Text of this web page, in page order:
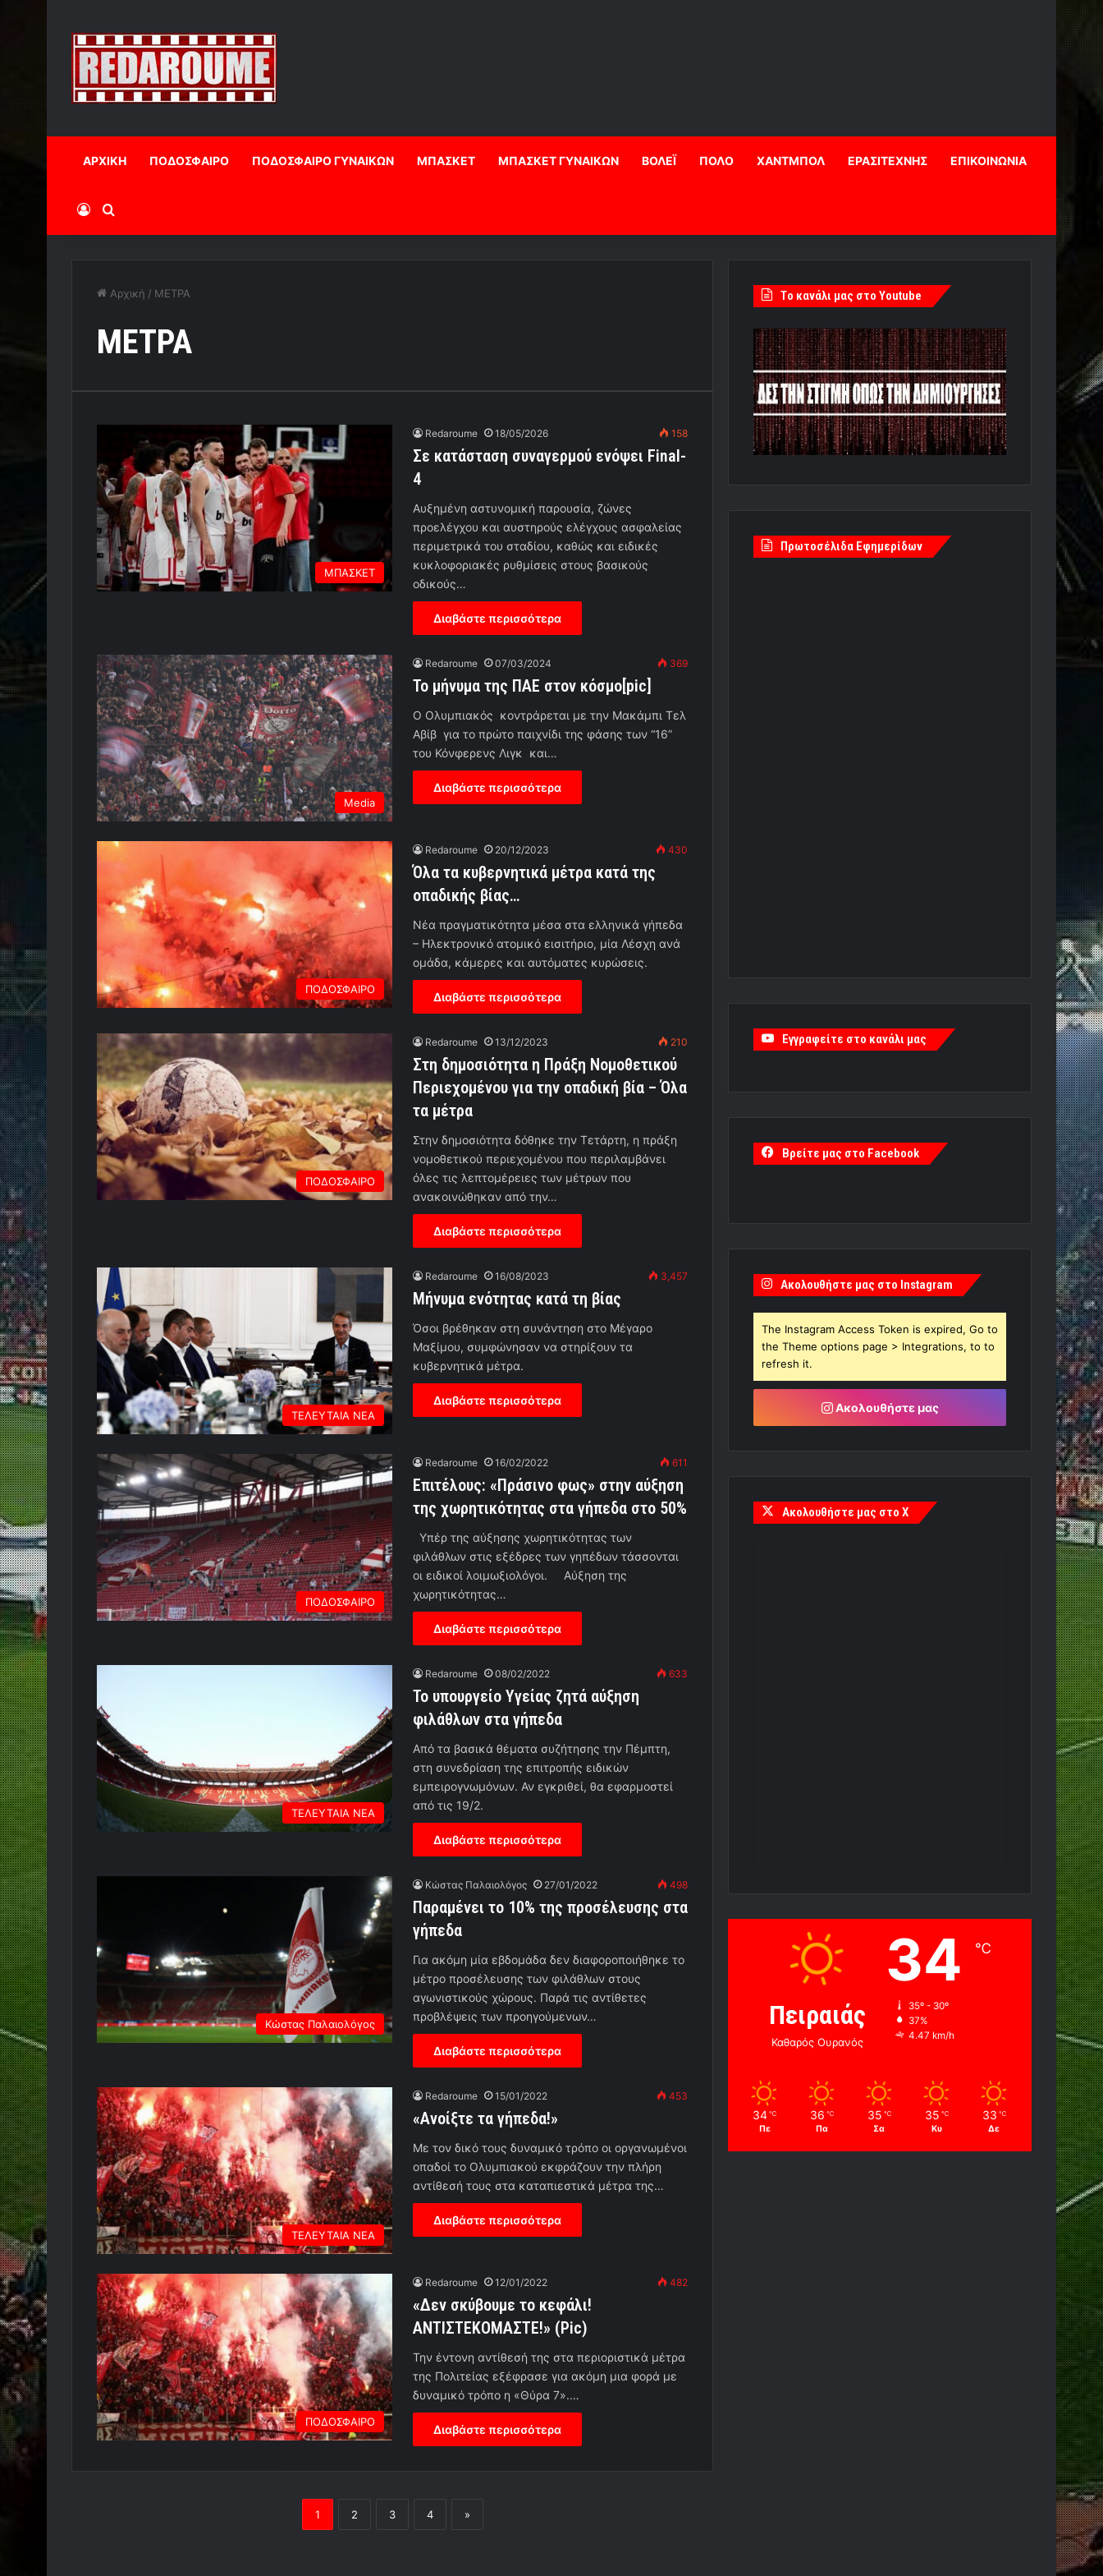
ΑΡΧΙΚΗ ΠΟΔΟΣΦΑΙΡΟ ΠΟΔΟΣΦΑΙΡΟ ΓΥΝΑΙΚΩΝ ΜΠΑΣΚΕΤ ΜΠΑΣΚΕΤ ΓΥΝΑΙΚΩΝ ΒΟΛΕΪ ΠΟΛΟ ΧΑΝΤΜΠΟΛ ΕΡΑΣΙΤΕΧΝΗΣ ΕΠΙΚΟΙΝΩΝΙΑ
Log InΑναζήτηση
Αρχική / ΜΕΤΡΑ
ΜΕΤΡΑ
ΜΠΑΣΚΕΤ
Redaroume 18/05/2026 158
Σε κατάσταση συναγερμού ενόψει Final-
4
Αυξημένη αστυνομική παρουσία, ζώνες
προελέγχου και αυστηρούς ελέγχους ασφαλείας
περιμετρικά του σταδίου, καθώς και ειδικές
κυκλοφοριακές ρυθμίσεις στους βασικούς
οδικούς…
Διαβάστε περισσότερα
Media
Redaroume 07/03/2024 369
To μήνυμα της ΠΑΕ στον κόσμο[pic]
O Oλυμπιακός κοντράρεται με την Μακάμπι Τελ
Αβίβ για το πρώτο παιχνίδι της φάσης των “16”
του Κόνφερενς Λιγκ και…
Διαβάστε περισσότερα
ΠΟΔΟΣΦΑΙΡΟ
Redaroume 20/12/2023 430
Όλα τα κυβερνητικά μέτρα κατά της
οπαδικής βίας…
Νέα πραγματικότητα μέσα στα ελληνικά γήπεδα
– Ηλεκτρονικό ατομικό εισιτήριο, μία Λέσχη ανά
ομάδα, κάμερες και αυτόματες κυρώσεις.
Διαβάστε περισσότερα
ΠΟΔΟΣΦΑΙΡΟ
Redaroume 13/12/2023 210
Στη δημοσιότητα η Πράξη Νομοθετικού
Περιεχομένου για την οπαδική βία – Όλα
τα μέτρα
Στην δημοσιότητα δόθηκε την Τετάρτη, η πράξη
νομοθετικού περιεχομένου που περιλαμβάνει
όλες τις λεπτομέρειες των μέτρων που
ανακοινώθηκαν από την…
Διαβάστε περισσότερα
ΤΕΛΕΥΤΑΙΑ ΝΕΑ
Redaroume 16/08/2023 3,457
Μήνυμα ενότητας κατά τη βίας
Όσοι βρέθηκαν στη συνάντηση στο Μέγαρο
Μαξίμου, συμφώνησαν να στηρίξουν τα
κυβερνητικά μέτρα.
Διαβάστε περισσότερα
ΠΟΔΟΣΦΑΙΡΟ
Redaroume 16/02/2022 611
Επιτέλους: «Πράσινο φως» στην αύξηση
της χωρητικότητας στα γήπεδα στο 50%
Υπέρ της αύξησης χωρητικότητας των
φιλάθλων στις εξέδρες των γηπέδων τάσσονται
οι ειδικοί λοιμωξιολόγοι. Αύξηση της
χωρητικότητας…
Διαβάστε περισσότερα
ΤΕΛΕΥΤΑΙΑ ΝΕΑ
Redaroume 08/02/2022 633
Το υπουργείο Υγείας ζητά αύξηση
φιλάθλων στα γήπεδα
Από τα βασικά θέματα συζήτησης την Πέμπτη,
στη συνεδρίαση της επιτροπής ειδικών
εμπειρογνωμόνων. Αν εγκριθεί, θα εφαρμοστεί
από τις 19/2.
Διαβάστε περισσότερα
Κώστας Παλαιολόγος
Κώστας Παλαιολόγος 27/01/2022 498
Παραμένει το 10% της προσέλευσης στα
γήπεδα
Για ακόμη μία εβδομάδα δεν διαφοροποιήθηκε το
μέτρο προσέλευσης των φιλάθλων στους
αγωνιστικούς χώρους. Παρά τις αντίθετες
προβλέψεις των προηγούμενων…
Διαβάστε περισσότερα
ΤΕΛΕΥΤΑΙΑ ΝΕΑ
Redaroume 15/01/2022 453
«Ανοίξτε τα γήπεδα!»
Με τον δικό τους δυναμικό τρόπο οι οργανωμένοι
οπαδοί το Ολυμπιακού εκφράζουν την πλήρη
αντίθεσή τους στα καταπιεστικά μέτρα της…
Διαβάστε περισσότερα
ΠΟΔΟΣΦΑΙΡΟ
Redaroume 12/01/2022 482
«Δεν σκύβουμε το κεφάλι!
ΑΝΤΙΣΤΕΚΟΜΑΣΤΕ!» (Pic)
Την έντονη αντίθεσή της στα περιοριστικά μέτρα
της Πολιτείας εξέφρασε για ακόμη μια φορά με
δυναμικό τρόπο η «Θύρα 7».…
Διαβάστε περισσότερα
1 2 3 4 »
Tο κανάλι μας στο Youtube
Πρωτοσέλιδα Εφημερίδων
Εγγραφείτε στο κανάλι μας
Βρείτε μας στο Facebook
Ακολουθήστε μας στο Instagram
The Instagram Access Token is expired, Go to
the Theme options page > Integrations, to to
refresh it.
Ακολουθήστε μας
Ακολουθήστε μας στο X
Πειραιάς
Καθαρός Ουρανός
34 ℃
35º - 30º
37%
4.47 km/h
34 ℃
Πε
36 ℃
Πα
35 ℃
Σα
35 ℃
Κυ
33 ℃
Δε